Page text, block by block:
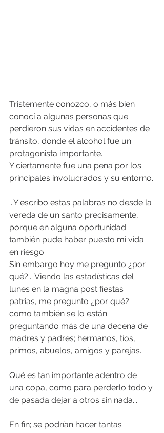
Tristemente conozco, o más bien
conocí a algunas personas que
perdieron sus vidas en accidentes de
tránsito, donde el alcohol fue un
protagonista importante.
Y ciertamente fue una pena por los
principales involucrados y su entorno.
...Y escribo estas palabras no desde la
vereda de un santo precisamente,
porque en alguna oportunidad
también pude haber puesto mi vida
en riesgo.
Sin embargo hoy me pregunto ¿por
qué?... Viendo las estadísticas del
lunes en la magna post fiestas
patrias, me pregunto ¿por qué?
como también se lo están
preguntando más de una decena de
madres y padres; hermanos, tíos,
primos, abuelos, amigos y parejas.
Qué es tan importante adentro de
una copa, como para perderlo todo y
de pasada dejar a otros sin nada...
En fin; se podrían hacer tantas